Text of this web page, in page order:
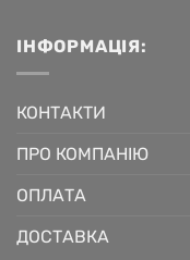
ІНФОРМАЦІЯ:
КОНТАКТИ
ПРО КОМПАНІЮ
ОПЛАТА
ДОСТАВКА